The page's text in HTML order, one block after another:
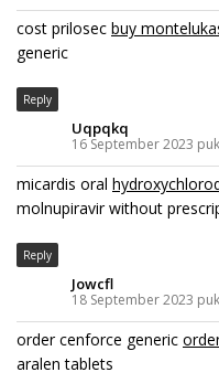
cost prilosec buy
generic
Reply
Uqpqkq
16 September 2023
micardis oral
molnupiravir without
Reply
Jowcfl
18 September 2023
order cenforce generic
aralen tablets